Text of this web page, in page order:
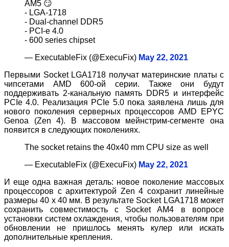
AM5 😏
- LGA-1718
- Dual-channel DDR5
- PCI-e 4.0
- 600 series chipset
— ExecutableFix (@ExecuFix) May 22, 2021
Первыми Socket LGA1718 получат материнские платы с
чипсетами AMD 600-ой серии. Также они будут
поддерживать 2-канальную память DDR5 и интерфейс
PCIe 4.0. Реализация PCIe 5.0 пока заявлена лишь для
нового поколения серверных процессоров AMD EPYC
Genoa (Zen 4). В массовом мейнстрим-сегменте она
появится в следующих поколениях.
The socket retains the 40x40 mm CPU size as well
— ExecutableFix (@ExecuFix) May 22, 2021
И еще одна важная деталь: новое поколение массовых
процессоров с архитектурой Zen 4 сохранит линейные
размеры 40 х 40 мм. В результате Socket LGA1718 может
сохранить совместимость с Socket AM4 в вопросе
установки систем охлаждения, чтобы пользователям при
обновлении не пришлось менять кулер или искать
дополнительные крепления.